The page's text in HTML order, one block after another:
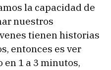
la capacidad de
nuestros
tienen historias
entonces es ver
en 1 a 3 minutos,